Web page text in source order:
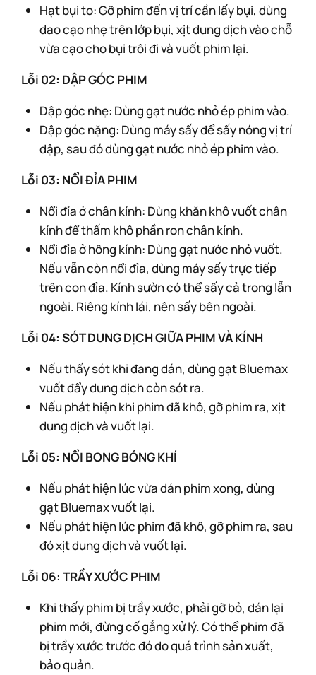
Hạt bụi to: Gỡ phim đến vị trí cần lấy bụi, dùng
dao cạo nhẹ trên lớp bụi, xịt dung dịch vào chỗ
vừa cạo cho bụi trôi đi và vuốt phim lại.
Lỗi 02: DẬP GÓC PHIM
Dập góc nhẹ: Dùng gạt nước nhỏ ép phim vào.
Dập góc nặng: Dùng máy sấy để sấy nóng vị trí
dập, sau đó dùng gạt nước nhỏ ép phim vào.
Lỗi 03: NỔI ĐỈA PHIM
Nổi đỉa ở chân kính: Dùng khăn khô vuốt chân
kính để thấm khô phần ron chân kính.
Nổi đỉa ở hông kính: Dùng gạt nước nhỏ vuốt.
Nếu vẫn còn nổi đỉa, dùng máy sấy trực tiếp
trên con đỉa. Kính sườn có thể sấy cả trong lẫn
ngoài. Riêng kính lái, nên sấy bên ngoài.
Lỗi 04: SÓT DUNG DỊCH GIỮA PHIM VÀ KÍNH
Nếu thấy sót khi đang dán, dùng gạt Bluemax
vuốt đẩy dung dịch còn sót ra.
Nếu phát hiện khi phim đã khô, gỡ phim ra, xịt
dung dịch và vuốt lại.
Lỗi 05: NỔI BONG BÓNG KHÍ
Nếu phát hiện lúc vừa dán phim xong, dùng
gạt Bluemax vuốt lại.
Nếu phát hiện lúc phim đã khô, gỡ phim ra, sau
đó xịt dung dịch và vuốt lại.
Lỗi 06: TRẦY XƯỚC PHIM
Khi thấy phim bị trầy xước, phải gỡ bỏ, dán lại
phim mới, đừng cố gắng xử lý. Có thể phim đã
bị trầy xước trước đó do quá trình sản xuất,
bảo quản.